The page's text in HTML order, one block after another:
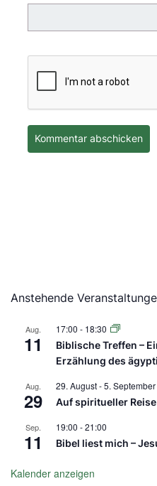
Anstehende
Aug.
11
17:00 - 18:30
Biblische Treffen –
Erzählung des
Aug.
29
29. August-5. September
Auf spiritueller
Sep.
11
19:00 -21:00
Bibel liest mich –
Kalender anzeigen